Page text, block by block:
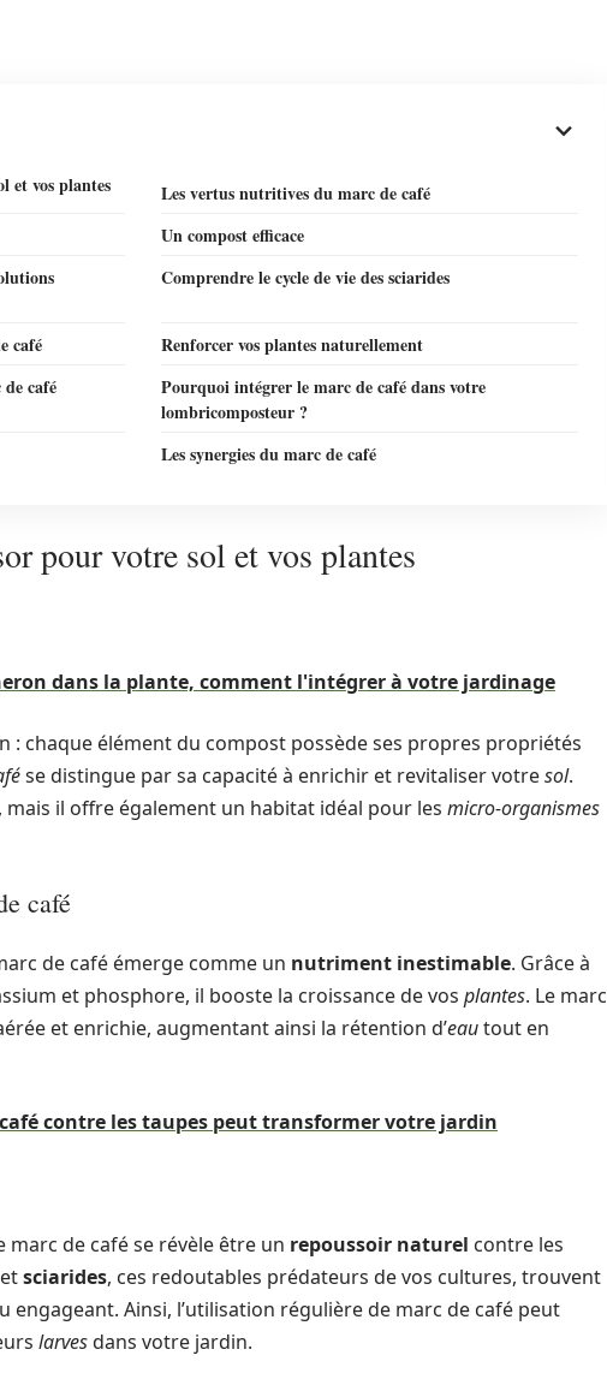
et vos plantes
Les vertus nutritives du marc de café
Un compost efficace
Comprendre le cycle de vie des sciarides
café
Renforcer vos plantes naturellement
café
Pourquoi intégrer le marc de café dans votre
lombricomposteur ?
Les synergies du marc de café
pour votre sol et vos plantes
dans la plante, comment l'intégrer à votre jardinage
: chaque élément du compost possède ses propres propriétés
se distingue par sa capacité à enrichir et revitaliser votresol.
il offre également un habitat idéal pour les micro-organismes
café
de café émerge comme un nutriment inestimable. Grâce à
et phosphore, il booste la croissance de vos plantes. Le marc
et enrichie, augmentant ainsi la rétention d’eautout en
contre les taupes peut transformer votre jardin
de café se révèle être un repoussoir naturel contre les
etsciarides, ces redoutables prédateurs de vos cultures, trouvent
Ainsi, l’utilisation régulière de marc de café peut
larvesdans votre jardin.